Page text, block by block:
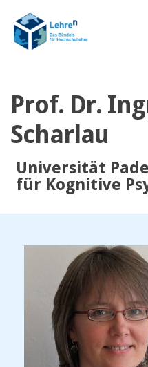
Prof. Dr.
Scharlau
Universität
für Kognitive